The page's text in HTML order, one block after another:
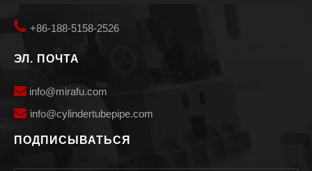
 +86-188-5158-2526
ЭЛ. ПОЧТА
 info@mirafu.com
 info@cylindertubepipe.com
ПОДПИСЫВАТЬСЯ